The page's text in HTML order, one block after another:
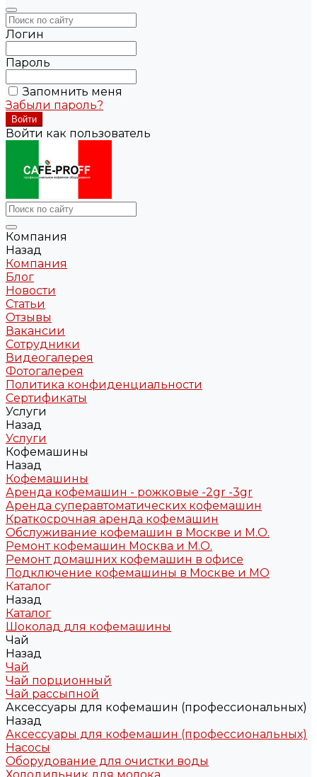
Логин
Пароль
Запомнить меня
Забыли пароль?
Войти как пользователь
Компания
Назад
Компания
Блог
Новости
Статьи
Отзывы
Вакансии
Сотрудники
Видеогалерея
Фотогалерея
Политика конфиденциальности
Сертификаты
Услуги
Назад
Услуги
Кофемашины
Назад
Кофемашины
Аренда кофемашин - рожковые -2gr -3gr
Аренда суперавтоматических кофемашин
Краткосрочная аренда кофемашин
Обслуживание кофемашин в Москве и М.О.
Ремонт кофемашин Москва и М.О.
Ремонт домашних кофемашин в офисе
Подключение кофемашины в Москве и МО
Каталог
Назад
Каталог
Шоколад для кофемашины
Чай
Назад
Чай
Чай порционный
Чай рассыпной
Аксессуары для кофемашин (профессиональных)
Назад
Аксессуары для кофемашин (профессиональных)
Насосы
Оборудование для очистки воды